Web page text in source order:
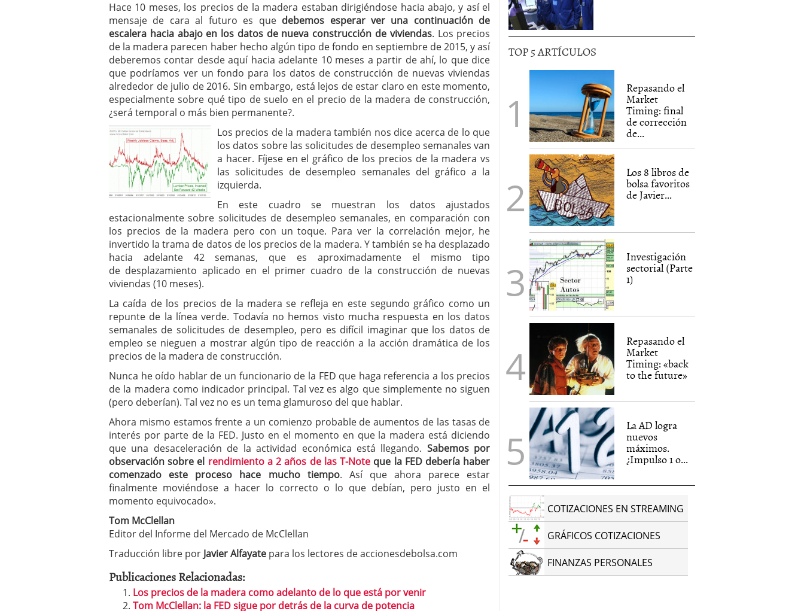
Hace 10 meses, los precios de la madera estaban dirigiéndose hacia abajo, y así el
mensaje de cara al futuro es que debemos esperar ver una continuación de
escalera hacia abajo en los datos de nueva construcción de viviendas. Los precios
de la madera parecen haber hecho algún tipo de fondo en septiembre de 2015, y así
deberemos contar desde aquí hacia adelante 10 meses a partir de ahí, lo que dice
que podríamos ver un fondo para los datos de construcción de nuevas viviendas
alrededor de julio de 2016. Sin embargo, está lejos de estar claro en este momento,
especialmente sobre qué tipo de suelo en el precio de la madera de construcción,
¿será temporal o más bien permanente?.
Los precios de la madera también nos dice acerca de lo que
los datos sobre las solicitudes de desempleo semanales van
a hacer. Fíjese en el gráfico de los precios de la madera vs
las solicitudes de desempleo semanales del gráfico a la
izquierda.
En este cuadro se muestran los datos ajustados
estacionalmente sobre solicitudes de desempleo semanales, en comparación con
los precios de la madera pero con un toque. Para ver la correlación mejor, he
invertido la trama de datos de los precios de la madera. Y también se ha desplazado
hacia adelante 42 semanas, que es aproximadamente el mismo tipo
de desplazamiento aplicado en el primer cuadro de la construcción de nuevas
viviendas (10 meses).
La caída de los precios de la madera se refleja en este segundo gráfico como un
repunte de la línea verde. Todavía no hemos visto mucha respuesta en los datos
semanales de solicitudes de desempleo, pero es difícil imaginar que los datos de
empleo se nieguen a mostrar algún tipo de reacción a la acción dramática de los
precios de la madera de construcción.
Nunca he oído hablar de un funcionario de la FED que haga referencia a los precios
de la madera como indicador principal. Tal vez es algo que simplemente no siguen
(pero deberían). Tal vez no es un tema glamuroso del que hablar.
Ahora mismo estamos frente a un comienzo probable de aumentos de las tasas de
interés por parte de la FED. Justo en el momento en que la madera está diciendo
que una desaceleración de la actividad económica está llegando. Sabemos por
observación sobre el rendimiento a 2 años de las T-Note que la FED debería haber
comenzado este proceso hace mucho tiempo. Así que ahora parece estar
finalmente moviéndose a hacer lo correcto o lo que debían, pero justo en el
momento equivocado».
Tom McClellan
Editor del Informe del Mercado de McClellan
Traducción libre por Javier Alfayate para los lectores de accionesdebolsa.com
Publicaciones Relacionadas:
Los precios de la madera como adelanto de lo que está por venir
Tom McClellan: la FED sigue por detrás de la curva de potencia
TOP 5 ARTÍCULOS
Repasando el
Market
Timing: final
de corrección
de...
Los 8 libros de
bolsa favoritos
de Javier...
Investigación
sectorial (Parte
1)
Repasando el
Market
Timing: «back
to the future»
La AD logra
nuevos
máximos.
¿Impulso 1 o...
COTIZACIONES EN STREAMING
GRÁFICOS COTIZACIONES
FINANZAS PERSONALES